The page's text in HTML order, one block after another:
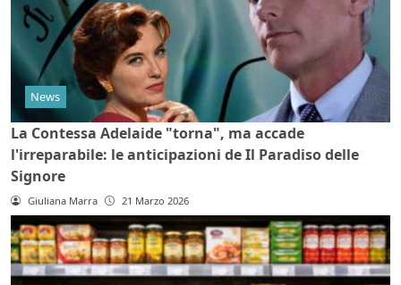
News
La Contessa Adelaide "torna", ma accade
l'irreparabile: le anticipazioni de Il Paradiso delle
Signore
Giuliana Marra 21 Marzo 2026